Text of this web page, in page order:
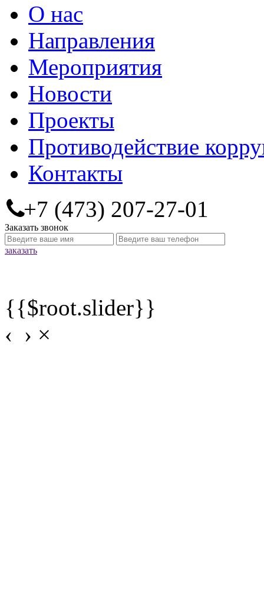
О нас
Направления
Мероприятия
Новости
Проекты
Противодействие
Контакты
+7 (473) 207-27-01
Заказать звонок
заказать
{{$root.slider}}
‹ › ×